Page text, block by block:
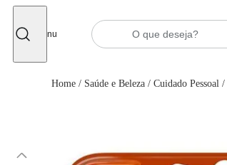
Menu
Home / Saúde e Beleza / Cuidado Pessoal /